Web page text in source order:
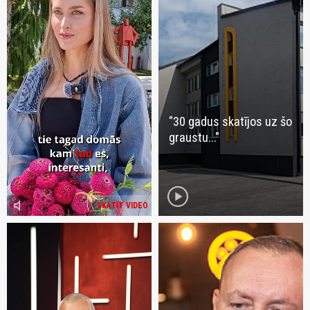
SKATĪT VIDEO
volume_mute
"30 gadus skatījos uz šo
graustu..."
play_circle